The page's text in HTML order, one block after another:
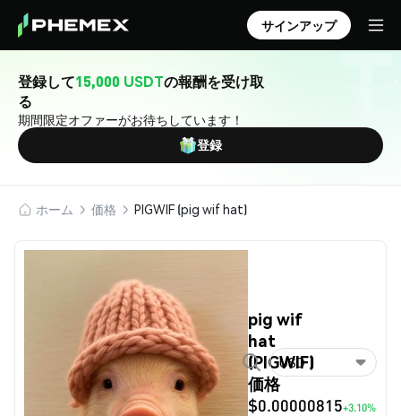
サインアップ
登録して15,000 USDTの報酬を受け取
る
期間限定オファーがお待ちしています！
登録
ホーム 価格 PIGWIF (pig wif hat)
pig wif
hat
(PIGWIF)
価格
$0.00000815+3.10%
USD